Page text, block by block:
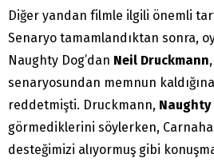
Diğer yandan filmle ilgili önemli
Senaryo tamamlandıktan sonra,
Naughty Dog’dan Neil Druckmann
senaryosundan memnun
reddetmişti. Druckmann, Naughty
görmediklerini söylerken,
desteğimizi alıyormuş gibi